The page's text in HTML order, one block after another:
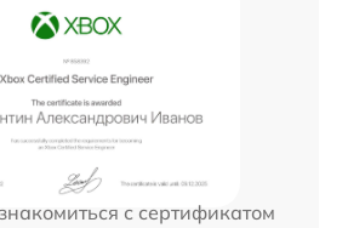
с сертификатом